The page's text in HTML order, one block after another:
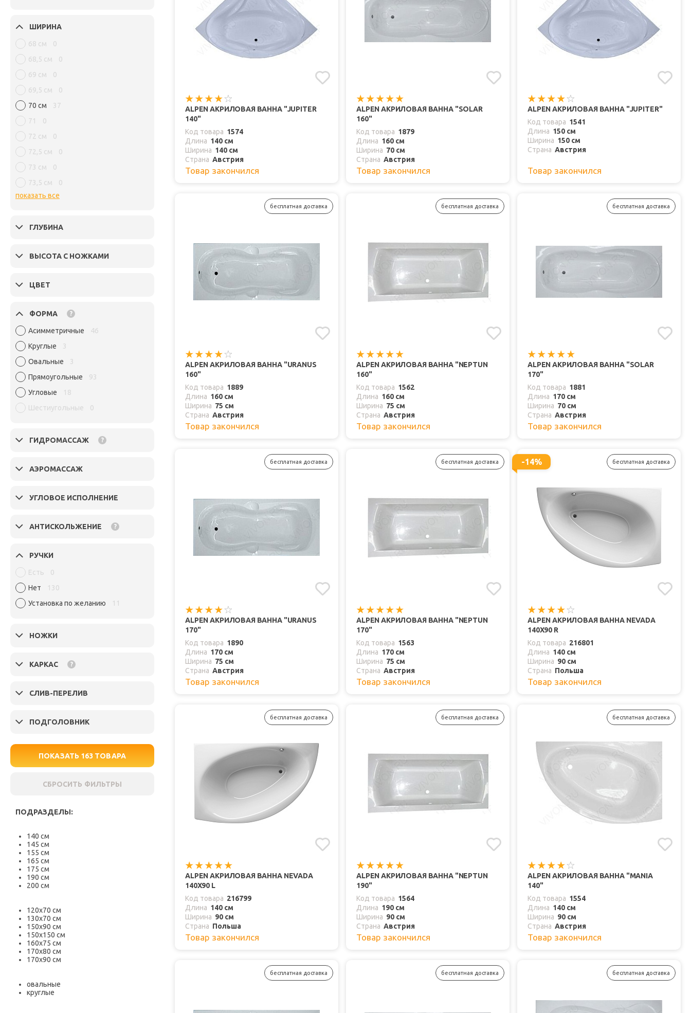
ШИРИНА
68 см
0
68,5 см
0
69 см
0
69,5 см
0
70 см
37
71
0
72 см
0
72,5 см
0
73 см
0
73,5 см
0
показать все
ГЛУБИНА
ВЫСОТА С НОЖКАМИ
ЦВЕТ
ФОРМА ?
Асимметричные
46
Круглые
3
Овальные
3
Прямоугольные
93
Угловые
18
Шестиугольные
0
ГИДРОМАССАЖ ?
АЭРОМАССАЖ
УГЛОВОЕ ИСПОЛНЕНИЕ
АНТИСКОЛЬЖЕНИЕ ?
РУЧКИ
Есть
0
Нет
130
Установка по желанию
11
НОЖКИ
КАРКАС ?
СЛИВ-ПЕРЕЛИВ
ПОДГОЛОВНИК
ПОКАЗАТЬ 163 ТОВАРА
СБРОСИТЬ ФИЛЬТРЫ
ПОДРАЗДЕЛЫ:
140 см
145 см
155 см
165 см
175 см
190 см
200 см
120х70 см
130х70 см
150х90 см
150х150 см
160х75 см
170х80 см
170х90 см
овальные
круглые
ALPEN АКРИЛОВАЯ ВАННА "JUPITER
140"
Код товара 1574
Длина 140 см
Ширина 140 см
Страна Австрия
Товар закончился
ALPEN АКРИЛОВАЯ ВАННА "SOLAR
160"
Код товара 1879
Длина 160 см
Ширина 70 см
Страна Австрия
Товар закончился
ALPEN АКРИЛОВАЯ ВАННА "JUPITER"
Код товара 1541
Длина 150 см
Ширина 150 см
Страна Австрия
Товар закончился
бесплатная доставка
ALPEN АКРИЛОВАЯ ВАННА "URANUS
160"
Код товара 1889
Длина 160 см
Ширина 75 см
Страна Австрия
Товар закончился
бесплатная доставка
ALPEN АКРИЛОВАЯ ВАННА "NEPTUN
160"
Код товара 1562
Длина 160 см
Ширина 75 см
Страна Австрия
Товар закончился
бесплатная доставка
ALPEN АКРИЛОВАЯ ВАННА "SOLAR
170"
Код товара 1881
Длина 170 см
Ширина 70 см
Страна Австрия
Товар закончился
бесплатная доставка
ALPEN АКРИЛОВАЯ ВАННА "URANUS
170"
Код товара 1890
Длина 170 см
Ширина 75 см
Страна Австрия
Товар закончился
бесплатная доставка
ALPEN АКРИЛОВАЯ ВАННА "NEPTUN
170"
Код товара 1563
Длина 170 см
Ширина 75 см
Страна Австрия
Товар закончился
-14% бесплатная доставка
ALPEN АКРИЛОВАЯ ВАННА NEVADA
140Х90 R
Код товара 216801
Длина 140 см
Ширина 90 см
Страна Польша
Товар закончился
бесплатная доставка
ALPEN АКРИЛОВАЯ ВАННА NEVADA
140Х90 L
Код товара 216799
Длина 140 см
Ширина 90 см
Страна Польша
Товар закончился
бесплатная доставка
ALPEN АКРИЛОВАЯ ВАННА "NEPTUN
190"
Код товара 1564
Длина 190 см
Ширина 90 см
Страна Австрия
Товар закончился
бесплатная доставка
ALPEN АКРИЛОВАЯ ВАННА "MANIA
140"
Код товара 1554
Длина 140 см
Ширина 90 см
Страна Австрия
Товар закончился
бесплатная доставка бесплатная доставка бесплатная доставка